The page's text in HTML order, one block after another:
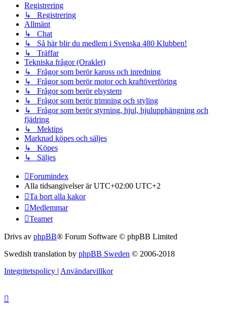
Registrering
↳ Registrering
Allmänt
↳ Chat
↳ Så här blir du medlem i Svenska 480 Klubben!
↳ Träffar
Tekniska frågor (Oraklet)
↳ Frågor som berör kaross och inredning
↳ Frågor som berör motor och kraftöverföring
↳ Frågor som berör elsystem
↳ Frågor som berör trimning och styling
↳ Frågor som berör styrning, hjul, hjulupphängning och
fjädring
↳ Mektips
Marknad köpes och säljes
↳ Köpes
↳ Säljes
Forumindex
Alla tidsangivelser är UTC+02:00 UTC+2
Ta bort alla kakor
Medlemmar
Teamet
Drivs av phpBB® Forum Software © phpBB Limited
Swedish translation by phpBB Sweden © 2006-2018
Integritetspolicy | Användarvillkor